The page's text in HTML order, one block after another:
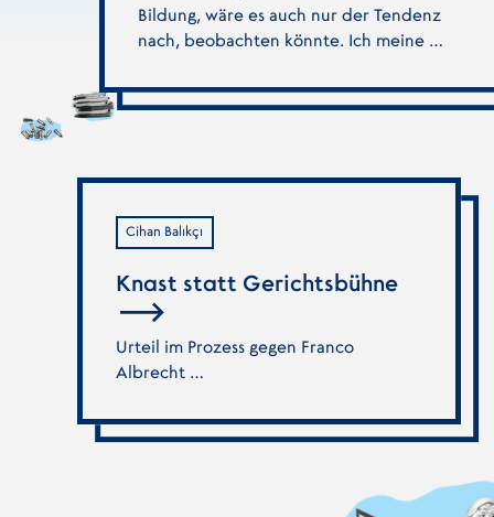
Bildung, wäre es auch nur der Tendenz
nach, beobachten könnte. Ich meine …
Cihan Balıkçı
Knast statt Gerichtsbühne
Urteil im Prozess gegen Franco
Albrecht …